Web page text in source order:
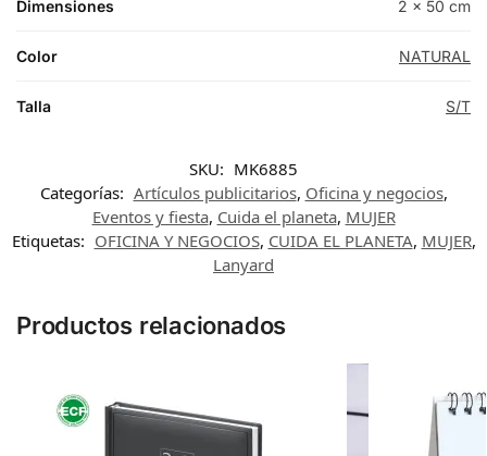
Dimensiones 2 × 50 cm
Color NATURAL
Talla S/T
SKU: MK6885
Categorías: Artículos publicitarios, Oficina y negocios,
Eventos y fiesta, Cuida el planeta, MUJER
Etiquetas: OFICINA Y NEGOCIOS, CUIDA EL PLANETA, MUJER,
Lanyard
Productos relacionados